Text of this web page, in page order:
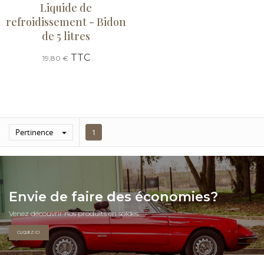
Liquide de
refroidissement - Bidon
de 5 litres
19,80 €TTC
Pertinence  1
Envie de faire des économies?
Venez découvrir nos produits en soldes.
CLIQUEZ ICI